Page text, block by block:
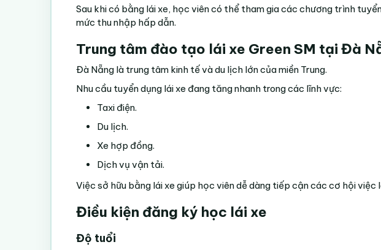
Sau khi có bằng lái xe, học viên có thể tham gia các chương trình
mức thu nhập hấp dẫn.
Trung tâm đào tạo lái xe Green SM tại Đà
Đà Nẵng là trung tâm kinh tế và du lịch lớn của miền Trung.
Nhu cầu tuyển dụng lái xe đang tăng nhanh trong các lĩnh vực:
Taxi điện.
Du lịch.
Xe hợp đồng.
Dịch vụ vận tải.
Việc sở hữu bằng lái xe giúp học viên dễ dàng tiếp cận các cơ hội việc
Điều kiện đăng ký học lái xe
Độ tuổi